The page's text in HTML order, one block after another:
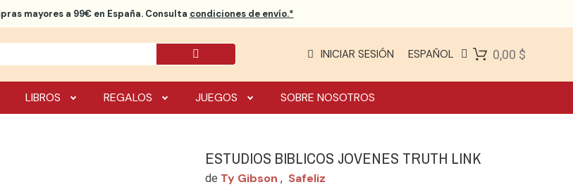
mayores a 99€ en España. Consulta condiciones de envío.*
INICIAR SESIÓN ESPAÑOL 0,00 $
LIBROS REGALOS JUEGOS SOBRE NOSOTROS
ESTUDIOS BIBLICOS JOVENES TRUTH LINK
de Ty Gibson , Safeliz